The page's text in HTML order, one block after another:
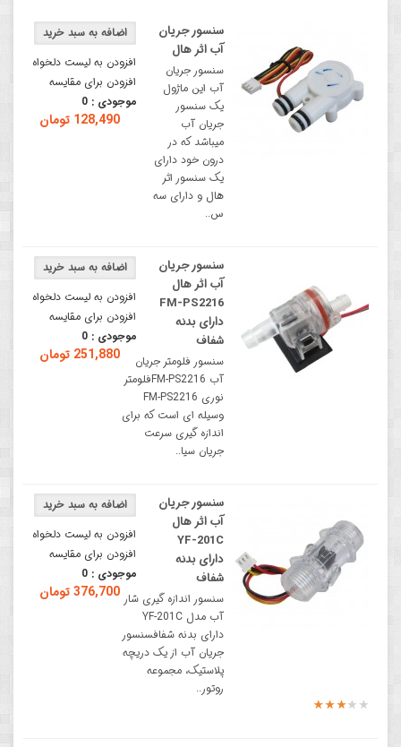
افزودن به لیست دلخواه
افزودن برای مقایسه
موجودی : 0
128,490 تومان
سنسور جریان
آب اثر هال
سنسور جریان
آب این ماژول
یک سنسور
جریان آب
میباشد که در
درون خود دارای
یک سنسور اثر
هال و دارای سه
س..
افزودن به لیست دلخواه
افزودن برای مقایسه
موجودی : 0
251,880 تومان
سنسور جریان
آب اثر هال
FM-PS2216
دارای بدنه
شفاف
سنسور فلومتر جریان
آب FM-PS2216فلومتر
نوری FM-PS2216
وسیله ای است که برای
اندازه گیری سرعت
جریان سیا..
افزودن به لیست دلخواه
افزودن برای مقایسه
موجودی : 0
376,700 تومان
سنسور جریان
آب اثر هال
YF-201C
دارای بدنه
شفاف
سنسور اندازه گیری شار
آب مدل YF-201C
دارای بدنه شفافسنسور
جریان آب از یک دریچه
پلاستیک، مجموعه
روتور..